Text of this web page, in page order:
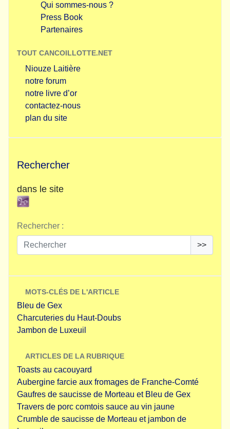
Qui sommes-nous ?
Press Book
Partenaires
TOUT CANCOILLOTTE.NET
Niouze Laitière
notre forum
notre livre d’or
contactez-nous
plan du site
Rechercher
dans le site
Rechercher :
>>
MOTS-CLÉS DE L'ARTICLE
Bleu de Gex
Charcuteries du Haut-Doubs
Jambon de Luxeuil
ARTICLES DE LA RUBRIQUE
Toasts au cacouyard
Aubergine farcie aux fromages de Franche-Comté
Gaufres de saucisse de Morteau et Bleu de Gex
Travers de porc comtois sauce au vin jaune
Crumble de saucisse de Morteau et jambon de